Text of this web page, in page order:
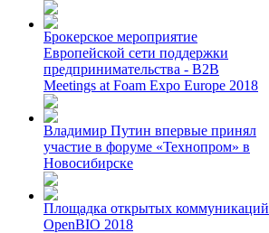
Брокерское мероприятие
Европейской сети поддержки
предпринимательства - B2B
Meetings at Foam Expo Europe 2018
Владимир Путин впервые принял
участие в форуме «Технопром» в
Новосибирске
Площадка открытых коммуникаций
OpenBIO 2018